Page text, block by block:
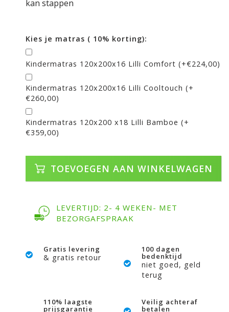
kan stappen
Kies je matras ( 10% korting):
Kindermatras 120x200x16 Lilli Comfort (+€224,00)
Kindermatras 120x200x16 Lilli Cooltouch (+
€260,00)
Kindermatras 120x200 x18 Lilli Bamboe (+
€359,00)
TOEVOEGEN AAN WINKELWAGEN
LEVERTIJD: 2- 4 WEKEN- MET
BEZORGAFSPRAAK
Gratis levering
& gratis retour
100 dagen
bedenktijd
niet goed, geld
terug
110% laagste
prijsgarantie
Veilig achteraf
betalen